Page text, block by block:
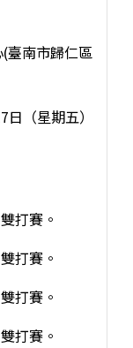
臺南市歸仁區
（星期五）
打賽。
打賽。
打賽。
打賽。